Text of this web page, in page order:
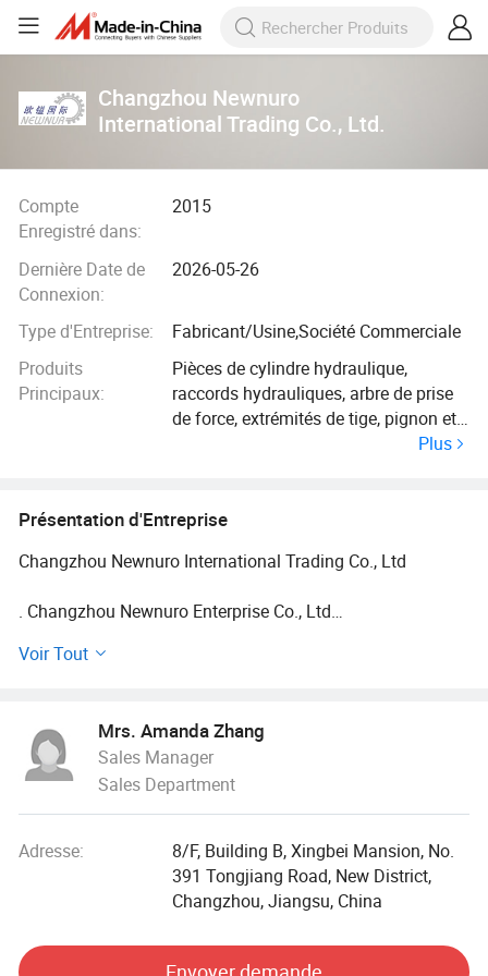
Changzhou Newnuro
International Trading Co., Ltd.
Compte
Enregistré dans:
2015
Dernière Date de
Connexion:
2026-05-26
Type d'Entreprise:
Fabricant/Usine,Société Commerciale
Produits
Principaux:
Pièces de cylindre hydraulique,
raccords hydrauliques, arbre de prise
de force, extrémités de tige, pignon et
boîte de vitesses, roulement sphérique,
pneumatiques
Plus
Présentation d'Entreprise
Changzhou Newnuro International Trading Co., Ltd
. Changzhou Newnuro Enterprise Co., Ltd
. Début du service commercial à partir de 2002 et
hydrauliques et pneumatiques. En plus des 3000 pièces
standard, nous proposons également à nos clients des
articles ou des assemblages sur mesure pour des
applications spéciales. Les principaux produits sont :
--- montage du vérin hydraulique et des composants
--- accessoires du vérin pneumatique
--- extrémités de tige ( rotules )
Voir Tout
Mrs. Amanda Zhang
Sales Manager
Sales Department
Adresse:
8/F, Building B, Xingbei Mansion, No.
391 Tongjiang Road, New District,
Changzhou, Jiangsu, China